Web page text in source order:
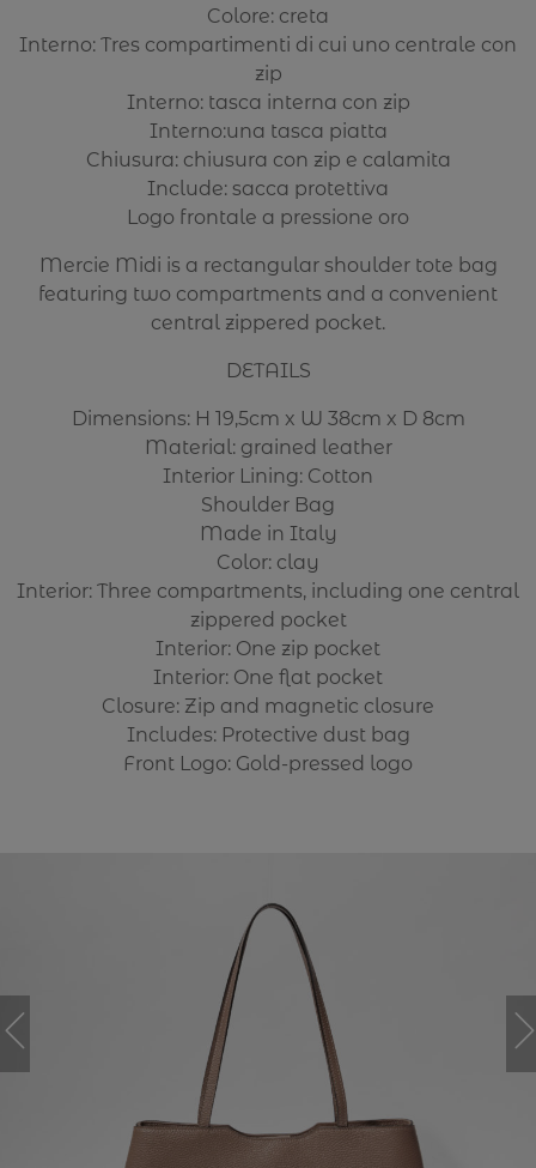
Colore: creta
Interno: Tres compartimenti di cui uno centrale con
zip
Interno: tasca interna con zip
Interno:una tasca piatta
Chiusura: chiusura con zip e calamita
Include: sacca protettiva
Logo frontale a pressione oro
Mercie Midi is a rectangular shoulder tote bag
featuring two compartments and a convenient
central zippered pocket.
DETAILS
Dimensions: H 19,5cm x W 38cm x D 8cm
Material: grained leather
Interior Lining: Cotton
Shoulder Bag
Made in Italy
Color: clay
Interior: Three compartments, including one central
zippered pocket
Interior: One zip pocket
Interior: One flat pocket
Closure: Zip and magnetic closure
Includes: Protective dust bag
Front Logo: Gold-pressed logo